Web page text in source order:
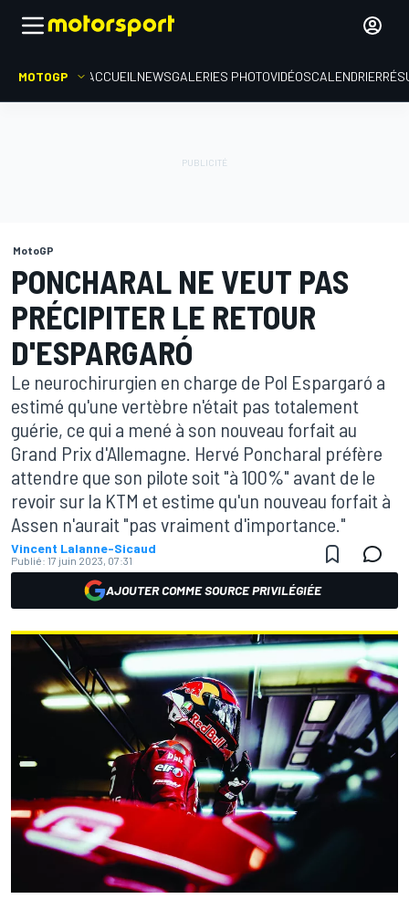
MOTOGP ACCUEIL NEWSGALERIES PHOTOVIDÉOSCALENDRIER
MotoGP
PONCHARAL NE VEUT PAS
PRÉCIPITER LE RETOUR
D'ESPARGARÓ
Le neurochirurgien en charge de Pol Espargaró a
estimé qu'une vertèbre n'était pas totalement
guérie, ce qui a mené à son nouveau forfait au
Grand Prix d'Allemagne. Hervé Poncharal préfère
attendre que son pilote soit "à 100%" avant de le
revoir sur la KTM et estime qu'un nouveau forfait à
Assen n'aurait "pas vraiment d'importance."
Vincent Lalanne-Sicaud
Publié: 17 juin 2023, 07:31
AJOUTER COMME SOURCE PRIVILÉGIÉE